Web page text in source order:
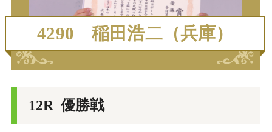
4290稲田浩二（兵庫）
12R 優勝戦